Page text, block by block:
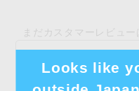
まだカスタマーレビュー
セットのレビューを書く
Looks like